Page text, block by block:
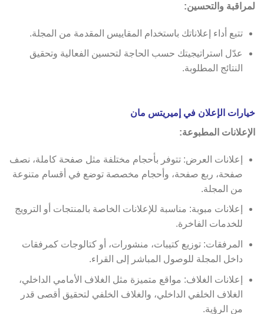
لمراقبة والتحسين:
تتبع أداء إعلاناتك باستخدام المقاييس المقدمة من المجلة.
عدّل استراتيجيتك حسب الحاجة لتحسين الفعالية وتحقيق
النتائج المطلوبة.
خيارات الإعلان في إميريتس مان
الإعلانات المطبوعة:
إعلانات العرض: تتوفر بأحجام مختلفة مثل صفحة كاملة، نصف
صفحة، ربع صفحة، وأحجام مخصصة توضع في أقسام متنوعة
من المجلة.
إعلانات مبوبة: مناسبة للإعلانات الخاصة بالمنتجات أو الترويج
للخدمات الفاخرة.
المرفقات: توزيع كتيبات، منشورات، أو كتالوجات كمرفقات
داخل المجلة للوصول المباشر إلى القراء.
إعلانات الغلاف: مواقع متميزة مثل الغلاف الأمامي الداخلي،
الغلاف الخلفي الداخلي، والغلاف الخلفي لتحقيق أقصى قدر
من الرؤية.